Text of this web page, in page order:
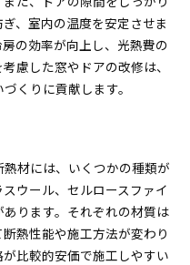
、室内の温度を安定させま
の効率が向上し、光熱費の
慮した窓やドアの改修は、
くりに貢献します。
材には、いくつかの種類が
ウール、セルロースファイ
ります。それぞれの材質は
熱性能や施工方法が変わり
比較的安価で施工しやすい